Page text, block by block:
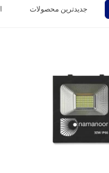
جدیدترین محصولات